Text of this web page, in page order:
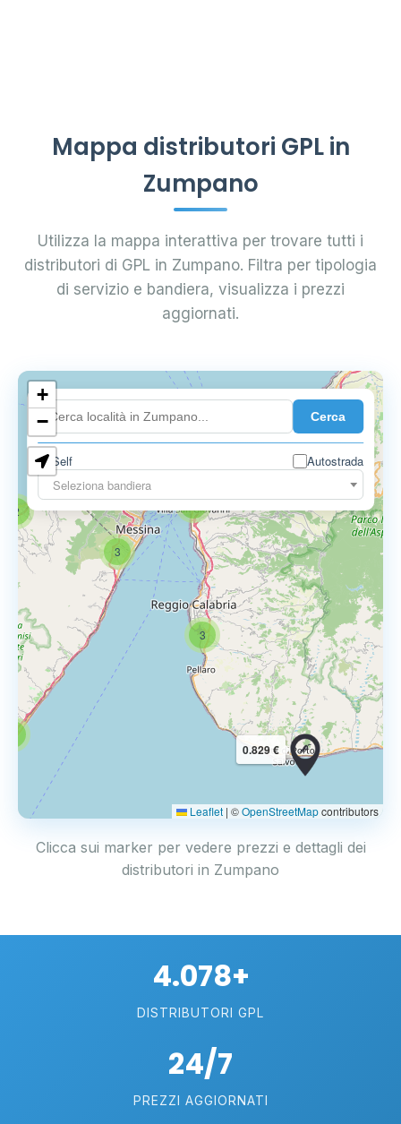
Mappa distributori GPL in
Zumpano
Utilizza la mappa interattiva per trovare tutti i
distributori di GPL in Zumpano. Filtra per tipologia
di servizio e bandiera, visualizza i prezzi
aggiornati.
Cerca
Self
Autostrada
Seleziona bandiera
3
4
3
2
0.829 €
0.850 €
+
−
Leaflet | ©OpenStreetMapcontributors
Clicca sui marker per vedere prezzi e dettagli dei
distributori in Zumpano
4.078+
DISTRIBUTORI GPL
24/7
PREZZI AGGIORNATI